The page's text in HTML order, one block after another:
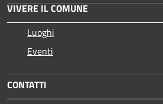
VIVERE IL COMUNE
Luoghi
Eventi
CONTATTI